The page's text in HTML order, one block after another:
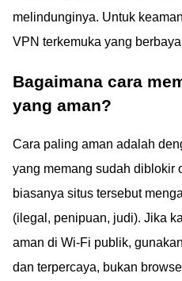
melindunginya. Untuk
VPN terkemuka yang
Bagaimana cara
yang aman?
Cara paling aman adalah
yang memang sudah diblokir
biasanya situs tersebut
(ilegal, penipuan, judi). Jika
aman di Wi-Fi publik,
dan terpercaya, bukan